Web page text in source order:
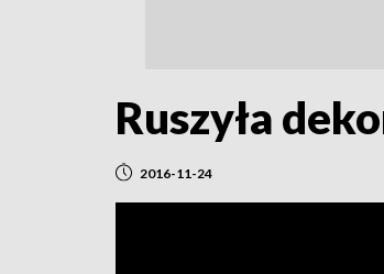
Ruszyła
2016-11-24